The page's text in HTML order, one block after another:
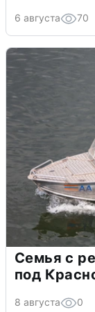
6 августа 70
Семья с
под
8 августа 0